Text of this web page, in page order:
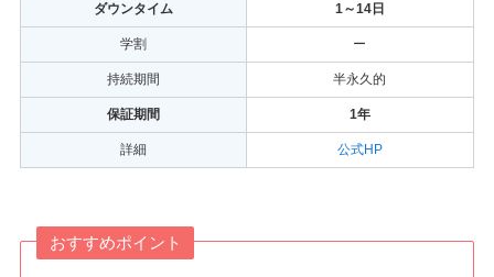
ダウンタイム 1～14日
学割 ー
持続期間 半永久的
保証期間 1年
詳細 公式HP
おすすめポイント